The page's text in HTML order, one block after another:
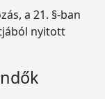
a 21. §-ban
nyitott